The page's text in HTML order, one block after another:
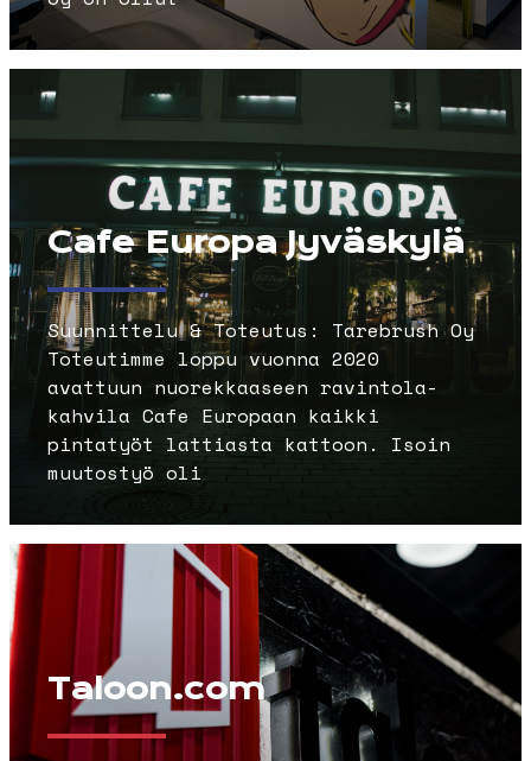
Cafe Europa Jyväskylä
Suunnittelu & Toteutus: Tarebrush Oy
Toteutimme loppu vuonna 2020
avattuun nuorekkaaseen ravintola-
kahvila Cafe Europaan kaikki
pintatyöt lattiasta kattoon. Isoin
muutostyö oli
Taloon.com